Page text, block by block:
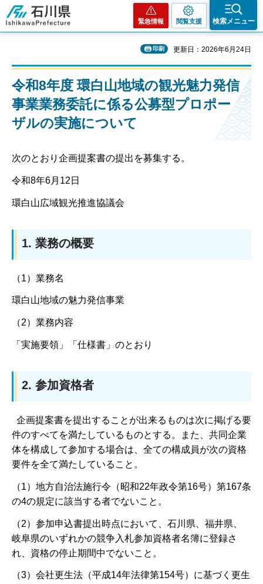
石川県
緊急情報 閲覧支援 検索メニュー
印刷 更新日：2026年6月24日
令和8年度 環白山地域の観光魅力発信
事業業務委託に係る公募型プロポー
ザルの実施について
次のとおり企画提案書の提出を募集する。
令和8年6月12日
環白山広域観光推進協議会
1. 業務の概要
（1）業務名
環白山地域の魅力発信事業
（2）業務内容
「実施要領」「仕様書」のとおり
2. 参加資格者
企画提案書を提出することが出来るものは次に掲げる要
件のすべてを満たしているものとする。また、共同企業
体を構成して参加する場合は、全ての構成員が次の資格
要件を全て満たしていること。
（1）地方自治法施行令（昭和22年政令第16号）第167条
の4の規定に該当する者でないこと。
（2）参加申込書提出時点において、石川県、福井県、
岐阜県のいずれかの競争入札参加資格者名簿に登録さ
れ、資格の停止期間中でないこと。
（3）会社更生法（平成14年法律第154号）に基づく更生